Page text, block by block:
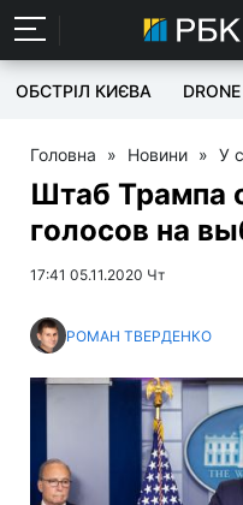
ОБСТРІЛ КИЄВА
Головна » Новини » У
Штаб Трампа
голосов на
17:41 05.11.2020 Чт
РОМАН ТВЕРДЕНКО